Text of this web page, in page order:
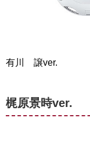
有川 譲ver.
梶原景時ver.